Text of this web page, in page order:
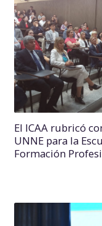
El ICAA rubricó
UNNE para la
Formación